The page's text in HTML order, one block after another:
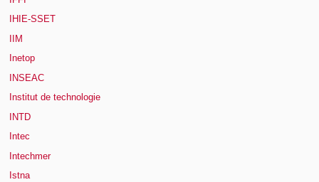
IHIE-SSET
IIM
Inetop
INSEAC
Institut de technologie
INTD
Intec
Intechmer
Istna